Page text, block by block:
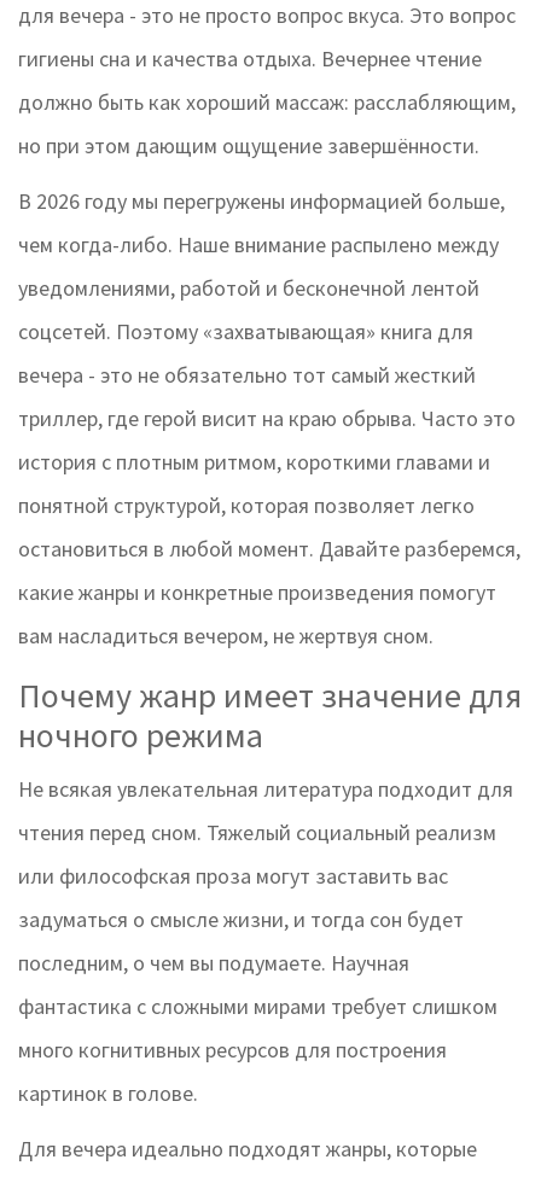
для вечера - это не просто вопрос вкуса. Это вопрос
гигиены сна и качества отдыха. Вечернее чтение
должно быть как хороший массаж: расслабляющим,
но при этом дающим ощущение завершённости.
В 2026 году мы перегружены информацией больше,
чем когда-либо. Наше внимание распылено между
уведомлениями, работой и бесконечной лентой
соцсетей. Поэтому «захватывающая» книга для
вечера - это не обязательно тот самый жесткий
триллер, где герой висит на краю обрыва. Часто это
история с плотным ритмом, короткими главами и
понятной структурой, которая позволяет легко
остановиться в любой момент. Давайте разберемся,
какие жанры и конкретные произведения помогут
вам насладиться вечером, не жертвуя сном.
Почему жанр имеет значение для
ночного режима
Не всякая увлекательная литература подходит для
чтения перед сном. Тяжелый социальный реализм
или философская проза могут заставить вас
задуматься о смысле жизни, и тогда сон будет
последним, о чем вы подумаете. Научная
фантастика с сложными мирами требует слишком
много когнитивных ресурсов для построения
картинок в голове.
Для вечера идеально подходят жанры, которые